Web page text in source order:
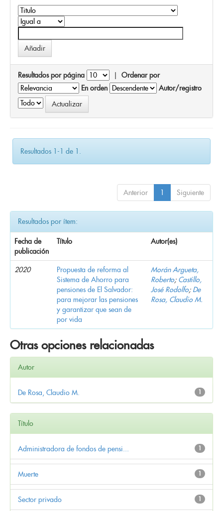
Resultados por página | Ordenar por
En orden
Autor/registro
Resultados 1-1 de 1.
Anterior 1 Siguiente
Resultados por ítem:
Fecha de
publicación
Título Autor(es)
2020
Propuesta de reforma al
Sistema de Ahorro para
pensiones de El Salvador:
para mejorar las pensiones
y garantizar que sean de
por vida
Morán Argueta,
Roberto; Castillo,
José Rodolfo; De
Rosa, Claudio M.
Otras opciones relacionadas
Autor
1
De Rosa, Claudio M.
Título
1
Administradora de fondos de pensi...
1
Muerte
1
Sector privado